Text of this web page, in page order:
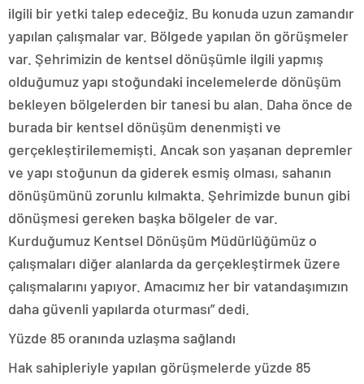
ilgili bir yetki talep edeceğiz. Bu konuda uzun zamandır
yapılan çalışmalar var. Bölgede yapılan ön görüşmeler
var. Şehrimizin de kentsel dönüşümle ilgili yapmış
olduğumuz yapı stoğundaki incelemelerde dönüşüm
bekleyen bölgelerden bir tanesi bu alan. Daha önce de
burada bir kentsel dönüşüm denenmişti ve
gerçekleştirilememişti. Ancak son yaşanan depremler
ve yapı stoğunun da giderek esmiş olması, sahanın
dönüşümünü zorunlu kılmakta. Şehrimizde bunun gibi
dönüşmesi gereken başka bölgeler de var.
Kurduğumuz Kentsel Dönüşüm Müdürlüğümüz o
çalışmaları diğer alanlarda da gerçekleştirmek üzere
çalışmalarını yapıyor. Amacımız her bir vatandaşımızın
daha güvenli yapılarda oturması” dedi.
Yüzde 85 oranında uzlaşma sağlandı
Hak sahipleriyle yapılan görüşmelerde yüzde 85